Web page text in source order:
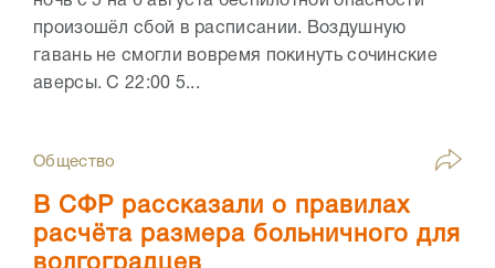
произошёл сбой в расписании. Воздушную
гавань не смогли вовремя покинуть сочинские
аверсы. С 22:00 5...
Общество
В СФР рассказали о правилах
расчёта размера больничного для
волгоградцев